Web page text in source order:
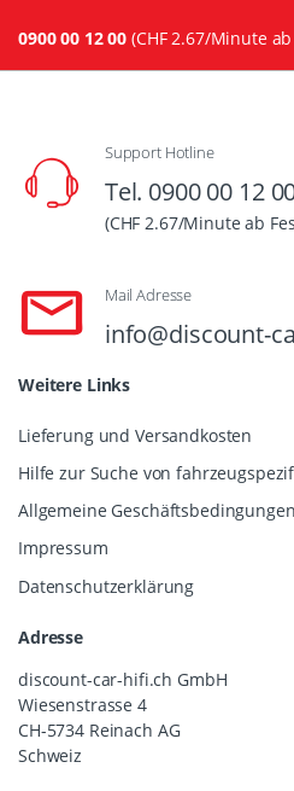
0900 00 12 00 (CHF 2.67/Minute
Support Hotline
Tel. 0900 00 12
(CHF 2.67/Minute ab
Mail Adresse
info@discount-
Weitere Links
Lieferung und Versandkosten
Hilfe zur Suche von
Allgemeine Geschäftsbedingungen
Impressum
Datenschutzerklärung
Adresse
discount-car-hifi.ch GmbH
Wiesenstrasse 4
CH-5734 Reinach AG
Schweiz